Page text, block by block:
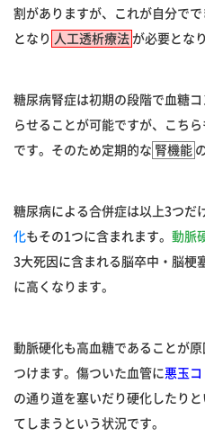
割がありますが、これが自分で
となり 人工透析療法 が必要とな
糖尿病腎症は初期の段階で血糖
らせることが可能ですが、こち
です。そのため定期的な 腎機能
糖尿病による合併症は以上3つだ
化もその1つに含まれます。 動脈
3大死因に含まれる脳卒中・脳梗
に高くなります。
動脈硬化も高血糖であることが
つけます。傷ついた血管に悪玉コ
の通り道を塞いだり硬化したり
てしまうという状況です。